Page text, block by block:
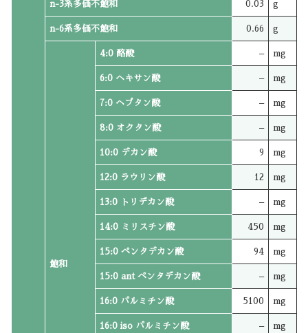
n-3系多価不飽和 0.03 g
n-6系多価不飽和 0.66 g
飽和
4:0 酪酸 – mg
6:0 ヘキサン酸 – mg
7:0 ヘプタン酸 – mg
8:0 オクタン酸 – mg
10:0 デカン酸 9 mg
12:0 ラウリン酸 12 mg
13:0 トリデカン酸 – mg
14:0 ミリスチン酸 450 mg
15:0 ペンタデカン酸 94 mg
15:0 ant ペンタデカン酸 – mg
16:0 パルミチン酸 5100 mg
16:0 iso パルミチン酸 – mg